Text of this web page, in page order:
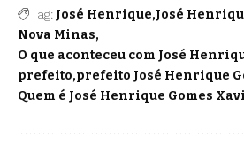
Tag: José Henrique José
Nova Minas
O que aconteceu com José
prefeito prefeito José Henrique
Quem é José Henrique Gomes